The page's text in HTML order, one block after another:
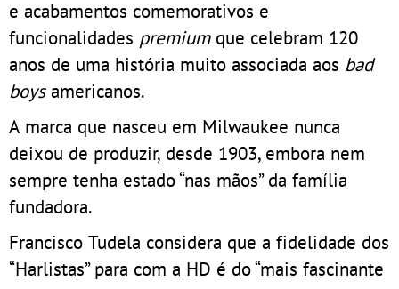
e acabamentos comemorativos e
funcionalidades premium que celebram 120
anos de uma história muito associada aos bad
boysamericanos.
A marca que nasceu em Milwaukee nunca
deixou de produzir, desde 1903, embora nem
sempre tenha estado “nas mãos” da família
fundadora.
Francisco Tudela considera que a fidelidade dos
“Harlistas” para com a HD é do “mais fascinante